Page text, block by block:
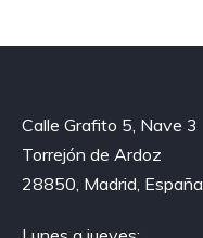
Calle Grafito 5, Nave 3
Torrejón de Ardoz
28850, Madrid, España